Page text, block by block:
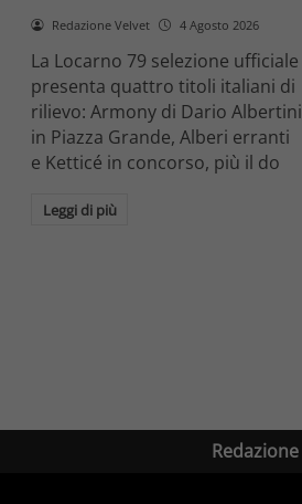
Redazione Velvet 4 Agosto 2026
La Locarno 79 selezione ufficiale
presenta quattro titoli italiani di
rilievo: Armony di Dario Albertini
in Piazza Grande, Alberi erranti
e Ketticé in concorso, più il do
Leggi di più
Redazione